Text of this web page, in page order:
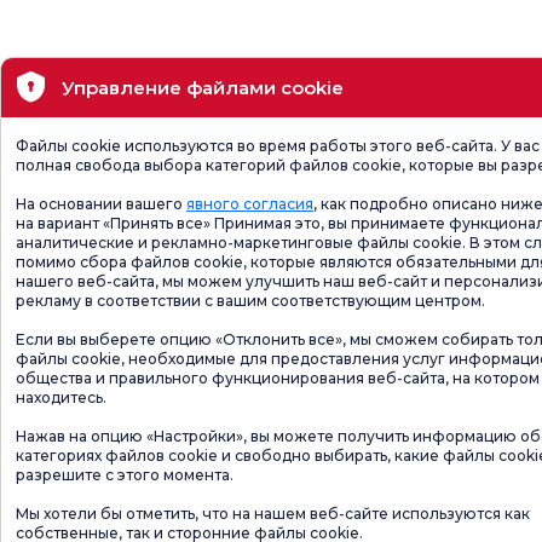
Управление файлами cookie
Файлы cookie используются во время работы этого веб-сайта. У вас
полная свобода выбора категорий файлов cookie, которые вы
На основании вашего явного согласия, как подробно описано
на вариант «Принять все» Принимая это, вы принимаете
аналитические и рекламно-маркетинговые файлы cookie. В этом
помимо сбора файлов cookie, которые являются обязательными
нашего веб-сайта, мы можем улучшить наш веб-сайт и
рекламу в соответствии с вашим соответствующим центром.
Если вы выберете опцию «Отклонить все», мы сможем собирать
файлы cookie, необходимые для предоставления услуг
общества и правильного функционирования веб-сайта, на
находитесь.
Нажав на опцию «Настройки», вы можете получить информацию
категориях файлов cookie и свободно выбирать, какие файлы
разрешите с этого момента.
Мы хотели бы отметить, что на нашем веб-сайте используются как
собственные, так и сторонние файлы cookie.